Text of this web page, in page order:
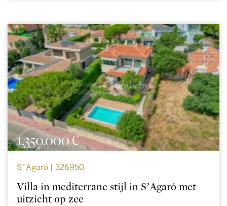
1.350.000 €
S´Agaró | 326950
Villa in mediterrane stijl in S’Agaró met
uitzicht op zee